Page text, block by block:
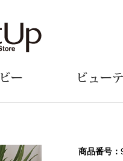
和装
ファッシ
ー ビュー
商品番号：